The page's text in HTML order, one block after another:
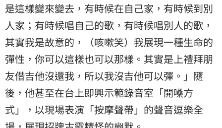
是這樣變來變去，有時候在自己家，有時候到別
人家；有時候唱自己的歌，有時候唱別人的歌，
其實我是故意的，（咳嗽笑）我展現一種生命的
彈性，你可以這樣也可以那樣。其實是上禮拜朋
友借吉他沒還我，所以我沒吉他可以彈。」隨
後，他甚至在台上即興示範錄音室「開嗓方
式」，以現場表演「按摩聲帶」的聲音逗樂全